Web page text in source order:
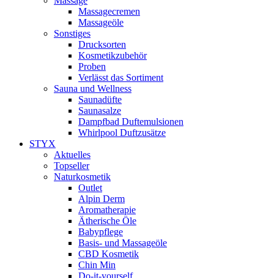
Massagecremen
Massageöle
Sonstiges
Drucksorten
Kosmetikzubehör
Proben
Verlässt das Sortiment
Sauna und Wellness
Saunadüfte
Saunasalze
Dampfbad Duftemulsionen
Whirlpool Duftzusätze
STYX
Aktuelles
Topseller
Naturkosmetik
Outlet
Alpin Derm
Aromatherapie
Ätherische Öle
Babypflege
Basis- und Massageöle
CBD Kosmetik
Chin Min
Do-it-yourself